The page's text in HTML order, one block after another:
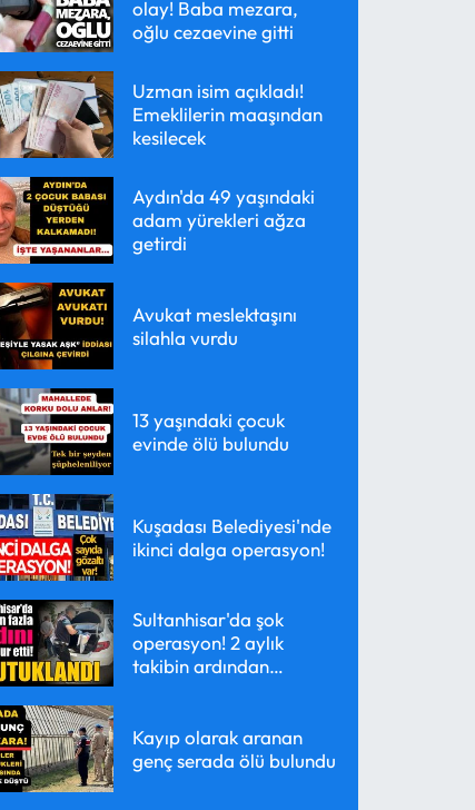
olay! Baba mezara,
oğlu cezaevine gitti
Uzman isim açıkladı!
Emeklilerin maaşından
kesilecek
Aydın'da 49 yaşındaki
adam yürekleri ağza
getirdi
Avukat meslektaşını
silahla vurdu
13 yaşındaki çocuk
evinde ölü bulundu
Kuşadası Belediyesi'nde
ikinci dalga operasyon!
Sultanhisar'da şok
operasyon! 2 aylık
takibin ardından
Kayıp olarak aranan
genç serada ölü bulundu